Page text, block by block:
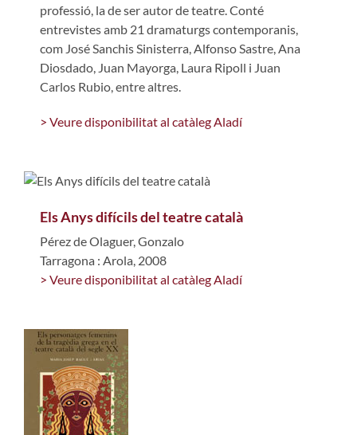
professió, la de ser autor de teatre. Conté
entrevistes amb 21 dramaturgs contemporanis,
com José Sanchis Sinisterra, Alfonso Sastre, Ana
Diosdado, Juan Mayorga, Laura Ripoll i Juan
Carlos Rubio, entre altres.
> Veure disponibilitat al catàleg Aladí
Els Anys difícils del teatre català
Pérez de Olaguer, Gonzalo
Tarragona : Arola, 2008
> Veure disponibilitat al catàleg Aladí